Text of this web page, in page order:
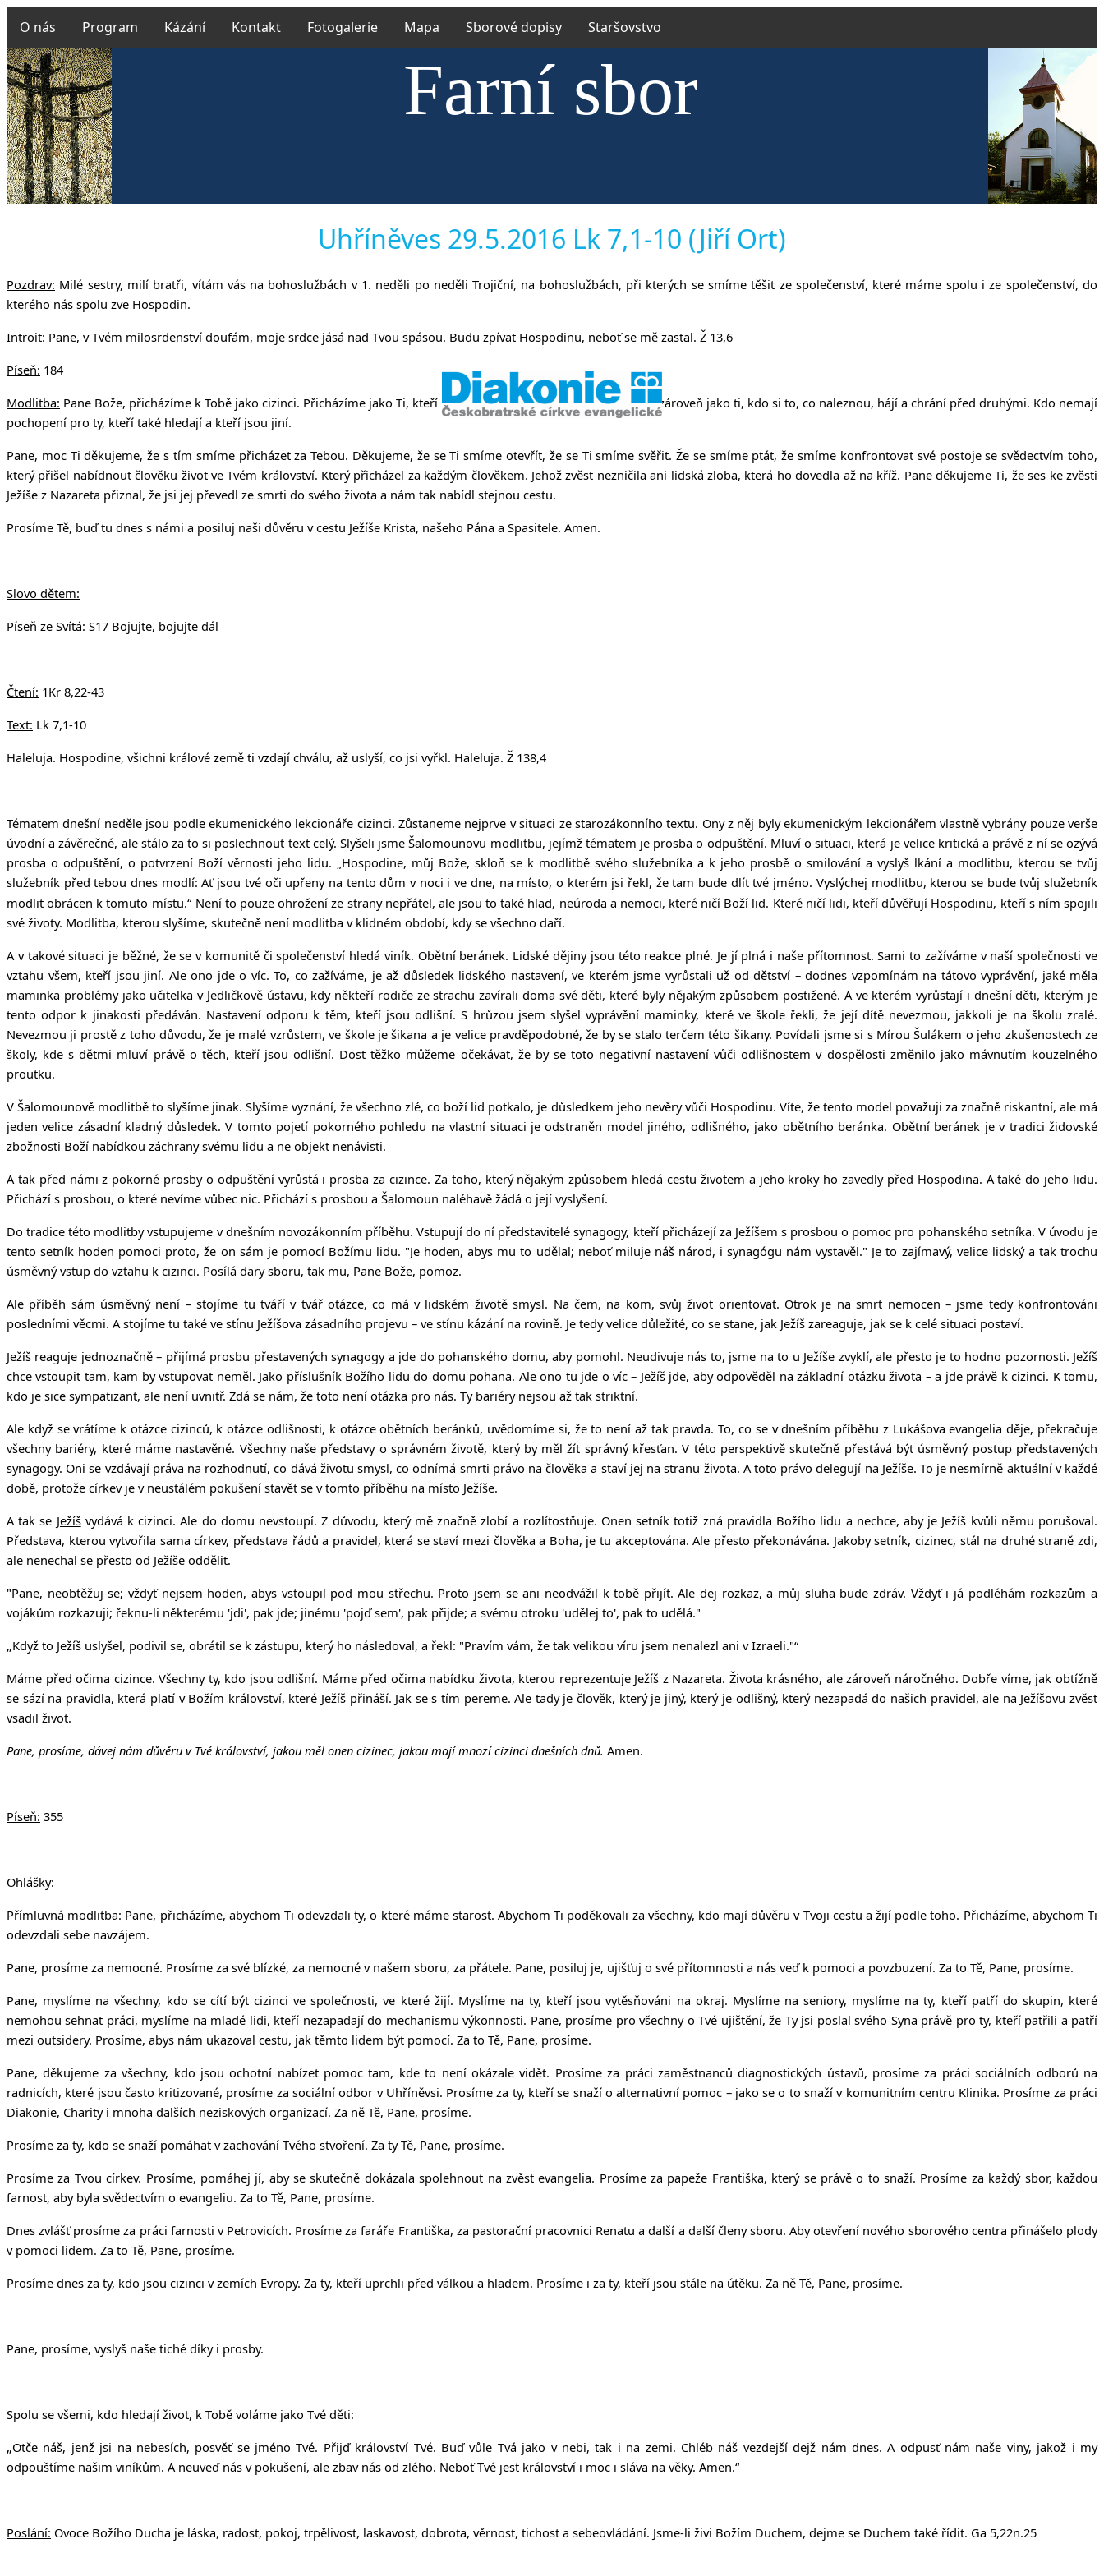
O nás Program Kázání Kontakt Fotogalerie Mapa Sborové dopisy Staršovstvo
Farní sbor
Českobratrské církve evangelické
v Uhříněvsi a Říčanech
Uhříněves 29.5.2016 Lk 7,1-10 (Jiří Ort)
Pozdrav: Milé sestry, milí bratři, vítám vás na bohoslužbách v 1. neděli po neděli Trojiční, na bohoslužbách, při kterých se smíme těšit ze společenství, které máme spolu i ze společenství, do
kterého nás spolu zve Hospodin.
Introit: Pane, v Tvém milosrdenství doufám, moje srdce jásá nad Tvou spásou. Budu zpívat Hospodinu, neboť se mě zastal. Ž 13,6
Píseň: 184
Modlitba: Pane Bože, přicházíme k Tobě jako cizinci. Přicházíme jako Ti, kteří hledají kotvu svého života. Přicházíme zároveň jako ti, kdo si to, co naleznou, hájí a chrání před druhými. Kdo nemají
pochopení pro ty, kteří také hledají a kteří jsou jiní.
Pane, moc Ti děkujeme, že s tím smíme přicházet za Tebou. Děkujeme, že se Ti smíme otevřít, že se Ti smíme svěřit. Že se smíme ptát, že smíme konfrontovat své postoje se svědectvím toho,
který přišel nabídnout člověku život ve Tvém království. Který přicházel za každým člověkem. Jehož zvěst nezničila ani lidská zloba, která ho dovedla až na kříž. Pane děkujeme Ti, že ses ke zvěsti
Ježíše z Nazareta přiznal, že jsi jej převedl ze smrti do svého života a nám tak nabídl stejnou cestu.
Prosíme Tě, buď tu dnes s námi a posiluj naši důvěru v cestu Ježíše Krista, našeho Pána a Spasitele. Amen.
Slovo dětem:
Píseň ze Svítá: S17 Bojujte, bojujte dál
Čtení: 1Kr 8,22-43
Text: Lk 7,1-10
Haleluja. Hospodine, všichni králové země ti vzdají chválu, až uslyší, co jsi vyřkl. Haleluja. Ž 138,4
Tématem dnešní neděle jsou podle ekumenického lekcionáře cizinci. Zůstaneme nejprve v situaci ze starozákonního textu. Ony z něj byly ekumenickým lekcionářem vlastně vybrány pouze verše
úvodní a závěrečné, ale stálo za to si poslechnout text celý. Slyšeli jsme Šalomounovu modlitbu, jejímž tématem je prosba o odpuštění. Mluví o situaci, která je velice kritická a právě z ní se ozývá
prosba o odpuštění, o potvrzení Boží věrnosti jeho lidu. „ Hospodine, můj Bože, skloň se k modlitbě svého služebníka a k jeho prosbě o smilování a vyslyš lkání a modlitbu, kterou se tvůj
služebník před tebou dnes modlí: Ať jsou tvé oči upřeny na tento dům v noci i ve dne, na místo, o kterém jsi řekl, že tam bude dlít tvé jméno. Vyslýchej modlitbu, kterou se bude tvůj služebník
modlit obrácen k tomuto místu.“ Není to pouze ohrožení ze strany nepřátel, ale jsou to také hlad, neúroda a nemoci, které ničí Boží lid. Které ničí lidi, kteří důvěřují Hospodinu, kteří s ním spojili
své životy. Modlitba, kterou slyšíme, skutečně není modlitba v klidném období, kdy se všechno daří.
A v takové situaci je běžné, že se v komunitě či společenství hledá viník. Obětní beránek. Lidské dějiny jsou této reakce plné. Je jí plná i naše přítomnost. Sami to zažíváme v naší společnosti ve
vztahu všem, kteří jsou jiní. Ale ono jde o víc. To, co zažíváme, je až důsledek lidského nastavení, ve kterém jsme vyrůstali už od dětství – dodnes vzpomínám na tátovo vyprávění, jaké měla
maminka problémy jako učitelka v Jedličkově ústavu, kdy někteří rodiče ze strachu zavírali doma své děti, které byly nějakým způsobem postižené. A ve kterém vyrůstají i dnešní děti, kterým je
tento odpor k jinakosti předáván. Nastavení odporu k těm, kteří jsou odlišní. S hrůzou jsem slyšel vyprávění maminky, které ve škole řekli, že její dítě nevezmou, jakkoli je na školu zralé.
Nevezmou ji prostě z toho důvodu, že je malé vzrůstem, ve škole je šikana a je velice pravděpodobné, že by se stalo terčem této šikany. Povídali jsme si s Mírou Šulákem o jeho zkušenostech ze
školy, kde s dětmi mluví právě o těch, kteří jsou odlišní. Dost těžko můžeme očekávat, že by se toto negativní nastavení vůči odlišnostem v dospělosti změnilo jako mávnutím kouzelného
proutku.
V Šalomounově modlitbě to slyšíme jinak. Slyšíme vyznání, že všechno zlé, co boží lid potkalo, je důsledkem jeho nevěry vůči Hospodinu. Víte, že tento model považuji za značně riskantní, ale má
jeden velice zásadní kladný důsledek. V tomto pojetí pokorného pohledu na vlastní situaci je odstraněn model jiného, odlišného, jako obětního beránka. Obětní beránek je v tradici židovské
zbožnosti Boží nabídkou záchrany svému lidu a ne objekt nenávisti.
A tak před námi z pokorné prosby o odpuštění vyrůstá i prosba za cizince. Za toho, který nějakým způsobem hledá cestu životem a jeho kroky ho zavedly před Hospodina. A také do jeho lidu.
Přichází s prosbou, o které nevíme vůbec nic. Přichází s prosbou a Šalomoun naléhavě žádá o její vyslyšení.
Do tradice této modlitby vstupujeme v dnešním novozákonním příběhu. Vstupují do ní představitelé synagogy, kteří přicházejí za Ježíšem s prosbou o pomoc pro pohanského setníka. V úvodu je
tento setník hoden pomoci proto, že on sám je pomocí Božímu lidu. "Je hoden, abys mu to udělal; neboť miluje náš národ, i synagógu nám vystavěl." Je to zajímavý, velice lidský a tak trochu
úsměvný vstup do vztahu k cizinci. Posílá dary sboru, tak mu, Pane Bože, pomoz.
Ale příběh sám úsměvný není – stojíme tu tváří v tvář otázce, co má v lidském životě smysl. Na čem, na kom, svůj život orientovat. Otrok je na smrt nemocen – jsme tedy konfrontováni
posledními věcmi. A stojíme tu také ve stínu Ježíšova zásadního projevu – ve stínu kázání na rovině. Je tedy velice důležité, co se stane, jak Ježíš zareaguje, jak se k celé situaci postaví.
Ježíš reaguje jednoznačně – přijímá prosbu přestavených synagogy a jde do pohanského domu, aby pomohl. Neudivuje nás to, jsme na to u Ježíše zvyklí, ale přesto je to hodno pozornosti. Ježíš
chce vstoupit tam, kam by vstupovat neměl. Jako příslušník Božího lidu do domu pohana. Ale ono tu jde o víc – Ježíš jde, aby odpověděl na základní otázku života – a jde právě k cizinci. K tomu,
kdo je sice sympatizant, ale není uvnitř. Zdá se nám, že toto není otázka pro nás. Ty bariéry nejsou až tak striktní.
Ale když se vrátíme k otázce cizinců, k otázce odlišnosti, k otázce obětních beránků, uvědomíme si, že to není až tak pravda. To, co se v dnešním příběhu z Lukášova evangelia děje, překračuje
všechny bariéry, které máme nastavěné. Všechny naše představy o správném životě, který by měl žít správný křesťan. V této perspektivě skutečně přestává být úsměvný postup představených
synagogy. Oni se vzdávají práva na rozhodnutí, co dává životu smysl, co odnímá smrti právo na člověka a staví jej na stranu života. A toto právo delegují na Ježíše. To je nesmírně aktuální v každé
době, protože církev je v neustálém pokušení stavět se v tomto příběhu na místo Ježíše.
A tak se Ježíšvydává k cizinci. Ale do domu nevstoupí. Z důvodu, který mě značně zlobí a rozlítostňuje. Onen setník totiž zná pravidla Božího lidu a nechce, aby je Ježíš kvůli němu porušoval.
Představa, kterou vytvořila sama církev, představa řádů a pravidel, která se staví mezi člověka a Boha, je tu akceptována. Ale přesto překonávána. Jakoby setník, cizinec, stál na druhé straně zdi,
ale nenechal se přesto od Ježíše oddělit.
"Pane, neobtěžuj se; vždyť nejsem hoden, abys vstoupil pod mou střechu. Proto jsem se ani neodvážil k tobě přijít. Ale dej rozkaz, a můj sluha bude zdráv. Vždyť i já podléhám rozkazům a
vojákům rozkazuji; řeknu-li některému 'jdi', pak jde; jinému 'pojď sem', pak přijde; a svému otroku 'udělej to', pak to udělá."
„Když to Ježíš uslyšel, podivil se, obrátil se k zástupu, který ho následoval, a řekl: "Pravím vám, že tak velikou víru jsem nenalezl ani v Izraeli."“
Máme před očima cizince. Všechny ty, kdo jsou odlišní. Máme před očima nabídku života, kterou reprezentuje Ježíš z Nazareta. Života krásného, ale zároveň náročného. Dobře víme, jak obtížně
se sází na pravidla, která platí v Božím království, které Ježíš přináší. Jak se s tím pereme. Ale tady je člověk, který je jiný, který je odlišný, který nezapadá do našich pravidel, ale na Ježíšovu zvěst
vsadil život.
Pane, prosíme, dávej nám důvěru v Tvé království, jakou měl onen cizinec, jakou mají mnozí cizinci dnešních dnů. Amen.
Píseň: 355
Ohlášky:
Přímluvná modlitba: Pane, přicházíme, abychom Ti odevzdali ty, o které máme starost. Abychom Ti poděkovali za všechny, kdo mají důvěru v Tvoji cestu a žijí podle toho. Přicházíme, abychom Ti
odevzdali sebe navzájem.
Pane, prosíme za nemocné. Prosíme za své blízké, za nemocné v našem sboru, za přátele. Pane, posiluj je, ujišťuj o své přítomnosti a nás veď k pomoci a povzbuzení. Za to Tě, Pane, prosíme.
Pane, myslíme na všechny, kdo se cítí být cizinci ve společnosti, ve které žijí. Myslíme na ty, kteří jsou vytěsňováni na okraj. Myslíme na seniory, myslíme na ty, kteří patří do skupin, které
nemohou sehnat práci, myslíme na mladé lidi, kteří nezapadají do mechanismu výkonnosti. Pane, prosíme pro všechny o Tvé ujištění, že Ty jsi poslal svého Syna právě pro ty, kteří patřili a patří
mezi outsidery. Prosíme, abys nám ukazoval cestu, jak těmto lidem být pomocí. Za to Tě, Pane, prosíme.
Pane, děkujeme za všechny, kdo jsou ochotní nabízet pomoc tam, kde to není okázale vidět. Prosíme za práci zaměstnanců diagnostických ústavů, prosíme za práci sociálních odborů na
radnicích, které jsou často kritizované, prosíme za sociální odbor v Uhříněvsi. Prosíme za ty, kteří se snaží o alternativní pomoc – jako se o to snaží v komunitním centru Klinika. Prosíme za práci
Diakonie, Charity i mnoha dalších neziskových organizací. Za ně Tě, Pane, prosíme.
Prosíme za ty, kdo se snaží pomáhat v zachování Tvého stvoření. Za ty Tě, Pane, prosíme.
Prosíme za Tvou církev. Prosíme, pomáhej jí, aby se skutečně dokázala spolehnout na zvěst evangelia. Prosíme za papeže Františka, který se právě o to snaží. Prosíme za každý sbor, každou
farnost, aby byla svědectvím o evangeliu. Za to Tě, Pane, prosíme.
Dnes zvlášť prosíme za práci farnosti v Petrovicích. Prosíme za faráře Františka, za pastorační pracovnici Renatu a další a další členy sboru. Aby otevření nového sborového centra přinášelo plody
v pomoci lidem. Za to Tě, Pane, prosíme.
Prosíme dnes za ty, kdo jsou cizinci v zemích Evropy. Za ty, kteří uprchli před válkou a hladem. Prosíme i za ty, kteří jsou stále na útěku. Za ně Tě, Pane, prosíme.
Pane, prosíme, vyslyš naše tiché díky i prosby.
Spolu se všemi, kdo hledají život, k Tobě voláme jako Tvé děti:
„Otče náš, jenž jsi na nebesích, posvěť se jméno Tvé. Přijď království Tvé. Buď vůle Tvá jako v nebi, tak i na zemi. Chléb náš vezdejší dejž nám dnes. A odpusť nám naše viny, jakož i my
odpouštíme našim viníkům. A neuveď nás v pokušení, ale zbav nás od zlého. Neboť Tvé jest království i moc i sláva na věky. Amen.“
Poslání: Ovoce Božího Ducha je láska, radost, pokoj, trpělivost, laskavost, dobrota, věrnost, tichost a sebeovládání. Jsme-li živi Božím Duchem, dejme se Duchem také řídit. Ga 5,22n.25